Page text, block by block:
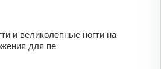
и великолепные ногти на
для пе